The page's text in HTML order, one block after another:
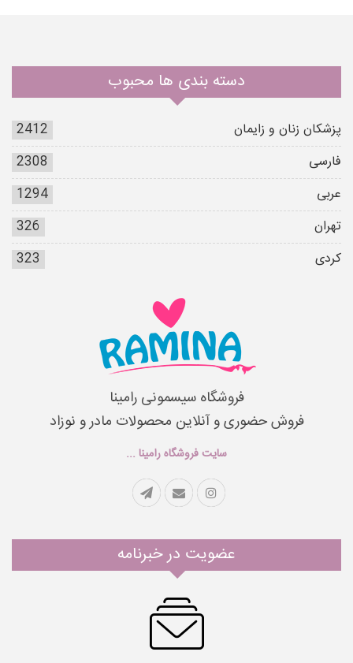
دسته بندی ها محبوب
پزشکان زنان و زایمان
2412
فارسی
2308
عربی
1294
تهران
326
کردی
323
فروشگاه سیسمونی رامینا
فروش حضوری و آنلاین محصولات مادر و نوزاد
سایت فروشگاه رامینا ...
عضویت در خبرنامه